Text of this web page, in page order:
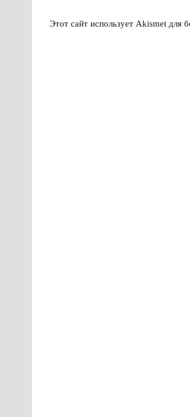
Этот сайт использует Akismet для